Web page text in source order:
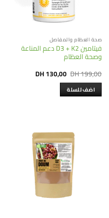
صحة العظام والمفاصل
فيتامين D3 + K2 دعم المناعة
وصحة العظام
DH199,00
Original
price
was:
DH 199,00.
DH130,00
Current
price
اضف للسلة